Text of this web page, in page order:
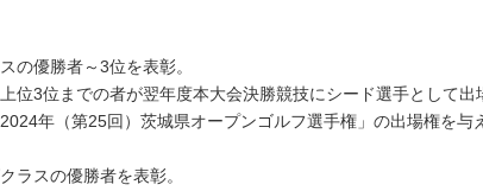
の優勝者～3位を表彰。
位3位までの者が翌年度本大会決勝競技にシード選手として出
年（第25回）茨城県オープンゴルフ選手権」の出場権を与
ラスの優勝者を表彰。